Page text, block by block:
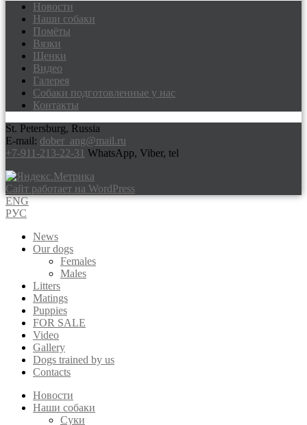
Доберманы питомник Via Felicium,
щенки добермана
Новости
Наши собаки
Помёты
Вязки
Щенки
Видео
Галерея
Собаки подготовленные у нас
Контакты
St. Petersburg, Russia
E-mail: dober_ang@mail.ru
+7-911-213-22-31 WhatsApp, Viber, tel
Сайт работает на WordPress
ENG
РУС
News
Our dogs
Females
Males
Litters
Matings
Puppies
FOR SALE
Video
Gallery
Dogs trained by us
Contacts
Новости
Наши собаки
Суки